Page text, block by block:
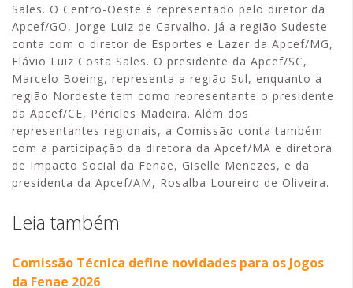
Sales. O Centro-Oeste é representado pelo diretor da
Apcef/GO, Jorge Luiz de Carvalho. Já a região Sudeste
conta com o diretor de Esportes e Lazer da Apcef/MG,
Flávio Luiz Costa Sales. O presidente da Apcef/SC,
Marcelo Boeing, representa a região Sul, enquanto a
região Nordeste tem como representante o presidente
da Apcef/CE, Péricles Madeira. Além dos
representantes regionais, a Comissão conta também
com a participação da diretora da Apcef/MA e diretora
de Impacto Social da Fenae, Giselle Menezes, e da
presidenta da Apcef/AM, Rosalba Loureiro de Oliveira.
Leia também
Comissão Técnica define novidades para os Jogos
da Fenae 2026